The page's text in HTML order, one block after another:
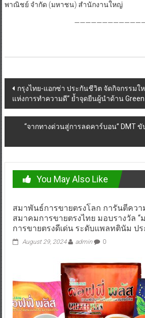
พาณิชย์ จำกัด (มหาชน) สำนักงานใหญ่
Post
navigation
กรุงไทย-แอกซ่า ประกันชีวิต จัดกิจกรรมใ
แห่งการทำความดี” ย้ำจุดยืนผู้นำด้าน
“จากทางด่วนสู่การลดคาร์บอน” DMT
You May Also Like
สมาพันธ์การขายตรงโลก การันตีควา
สมาคมการขายตรงไทย มอบรางวัล
การขายตรงดีเด่น ระดับแพลทตินัม ปร
August 29, 2024 admin 0